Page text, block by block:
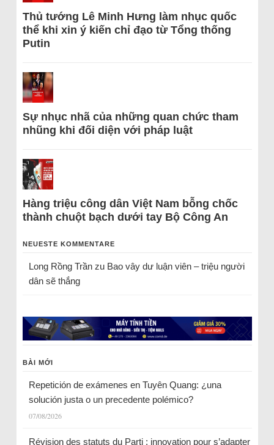
Thủ tướng Lê Minh Hưng làm nhục quốc
thể khi xin ý kiến chỉ đạo từ Tổng thống
Putin
Sự nhục nhã của những quan chức tham
nhũng khi đối diện với pháp luật
Hàng triệu công dân Việt Nam bỗng chốc
thành chuột bạch dưới tay Bộ Công An
NEUESTE KOMMENTARE
Long Rồng Trầnzu Bao vây dư luận viên – triệu người
dân sẽ thắng
BÀI MỚI
Repetición de exámenes en Tuyên Quang: ¿una
solución justa o un precedente polémico?
07/08/2026
Révision des statuts du Parti : innovation pour s’adapter